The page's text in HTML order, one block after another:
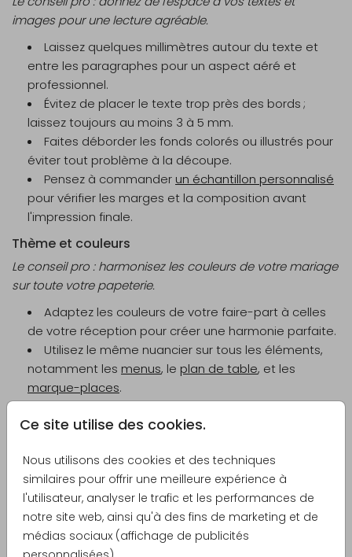
Ce site utilise des cookies.
Nous utilisons des cookies et des techniques
similaires pour offrir une meilleure expérience à
l'utilisateur, analyser le trafic et les performances de
notre site web, ainsi qu'à des fins de marketing et de
médias sociaux (affichage de publicités
images pour une lecture agréable.
Laissez quelques millimètres autour du texte et
entre les paragraphes pour un aspect aéré et
professionnel.
Évitez de placer le texte trop près des bords ;
laissez toujours au moins 3 à 5 mm.
Faites déborder les fonds colorés ou illustrés pour
éviter tout problème à la découpe.
Pensez à commander un échantillon personnalisé
pour vérifier les marges et la composition avant
l'impression finale.
Thème et couleurs
Le conseil pro : harmonisez les couleurs de votre mariage
sur toute votre papeterie.
Adaptez les couleurs de votre faire-part à celles
de votre réception pour créer une harmonie parfaite.
Utilisez le même nuancier sur tous les éléments,
notamment les menus, le plan de table, et les
marque-places.
Certains faire-part, commeBonheur simpleou
Prairie bohème , sont déclinés en collection complète.
déclinaisons supplémentaires.
Personnalisation par l'image
Le conseil pro : ajoutez une touche personnelle avec une
image ou une illustration.